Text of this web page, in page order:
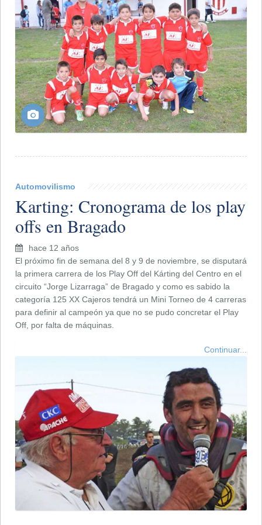
Automovilismo
Karting: Cronograma de los play
offs en Bragado
hace 12 años
El próximo fin de semana del 8 y 9 de noviembre, se disputará
la primera carrera de los Play Off del Kárting del Centro en el
circuito “Jorge Lizarraga” de Bragado y como es sabido la
categoría 125 XX Cajeros tendrá un Mini Torneo de 4 carreras
para definir al campeón ya que no se pudo concretar el Play
Off, por falta de máquinas.
Continuar...